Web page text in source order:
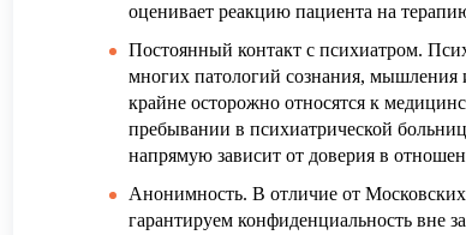
оценивает реакцию пациента на
Постоянный контакт с психиатром.
многих патологий сознания,
крайне осторожно относятся к
пребывании в психиатрической
напрямую зависит от доверия в
Анонимность. В отличие от
гарантируем конфиденциальность вне